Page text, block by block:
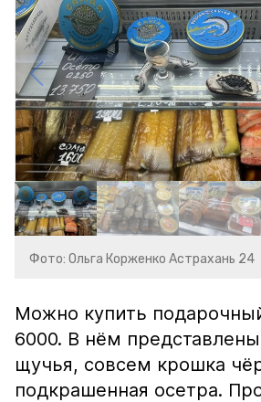
Фото: Ольга Корженко Астрахань 24
Можно купить
6000. В нём
щучья, совсем крошка
подкрашенная осетра.